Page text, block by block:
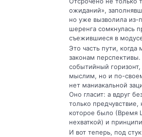
ожиданий»,
но уже вызволила из-
шеренга сомкнулась
съежившиеся в
Это часть пути,
законам
событийный
мыс­лим, но и по-
нет маниакальной
Оно гласит: а вдруг
только
которое было (Время
нехваткой) и
И вот теперь, под